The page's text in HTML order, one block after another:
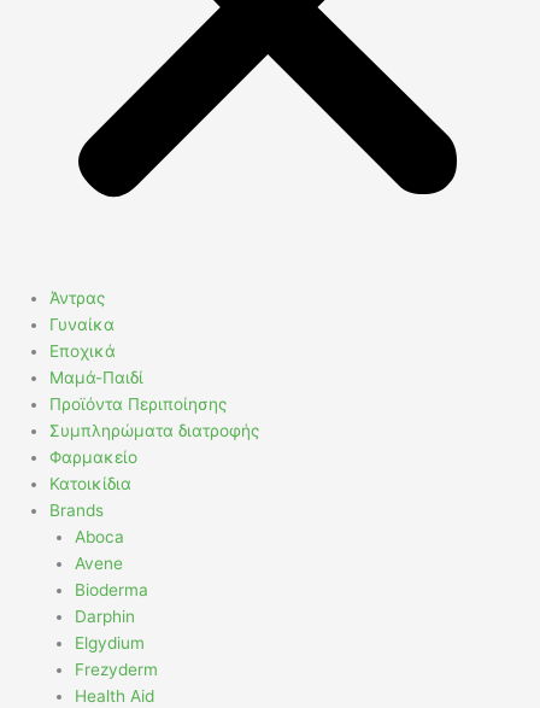
Άντρας
Γυναίκα
Εποχικά
Μαμά-Παιδί
Προϊόντα Περιποίησης
Συμπληρώματα διατροφής
Φαρμακείο
Κατοικίδια
Brands
Aboca
Avene
Bioderma
Darphin
Elgydium
Frezyderm
Health Aid